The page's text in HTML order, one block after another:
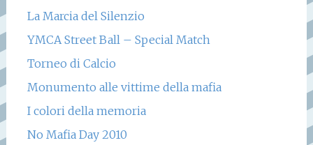
La Marcia del Silenzio
YMCA Street Ball – Special Match
Torneo di Calcio
Monumento alle vittime della mafia
I colori della memoria
No Mafia Day 2010